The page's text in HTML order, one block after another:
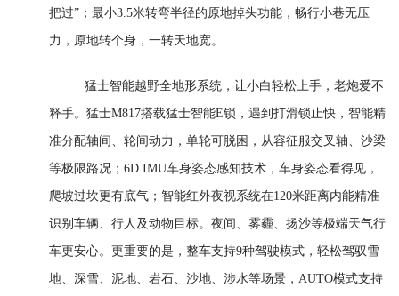
把过”；最小3.5米转弯半径的原地掉头功能，畅行小巷无压
力，原地转个身，一转天地宽。
猛士智能越野全地形系统，让小白轻松上手，老炮爱不
释手。猛士M817搭载猛士智能E锁，遇到打滑锁止快，智能精
准分配轴间、轮间动力，单轮可脱困，从容征服交叉轴、沙梁
等极限路况；6D IMU车身姿态感知技术，车身姿态看得见，
爬坡过坎更有底气；智能红外夜视系统在120米距离内能精准
识别车辆、行人及动物目标。夜间、雾霾、扬沙等极端天气行
车更安心。更重要的是，整车支持9种驾驶模式，轻松驾驭雪
地、深雪、泥地、岩石、沙地、涉水等场景，AUTO模式支持